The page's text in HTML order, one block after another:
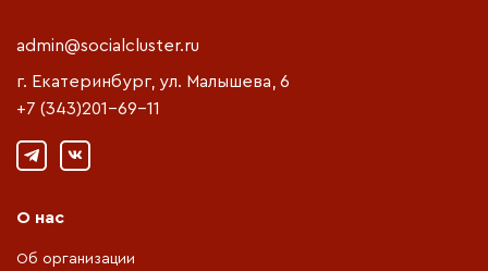
admin@socialcluster.ru
г. Екатеринбург, ул. Малышева, 6
+7 (343)201-69-11
О нас
Об организации